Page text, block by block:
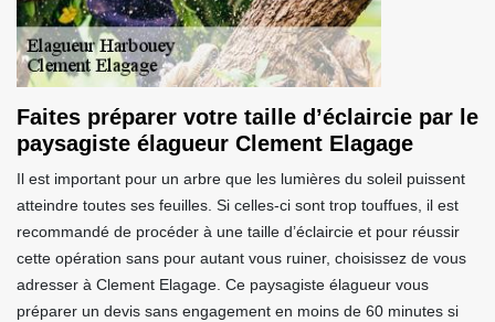
Faites préparer votre taille d’éclaircie par le
paysagiste élagueur Clement Elagage
Il est important pour un arbre que les lumières du soleil puissent
atteindre toutes ses feuilles. Si celles-ci sont trop touffues, il est
recommandé de procéder à une taille d’éclaircie et pour réussir
cette opération sans pour autant vous ruiner, choisissez de vous
adresser à Clement Elagage. Ce paysagiste élagueur vous
préparer un devis sans engagement en moins de 60 minutes si